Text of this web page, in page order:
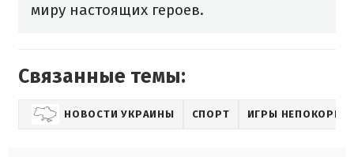
миру настоящих героев.
Связанные темы:
НОВОСТИ УКРАИНЫ СПОРТ ИГРЫ